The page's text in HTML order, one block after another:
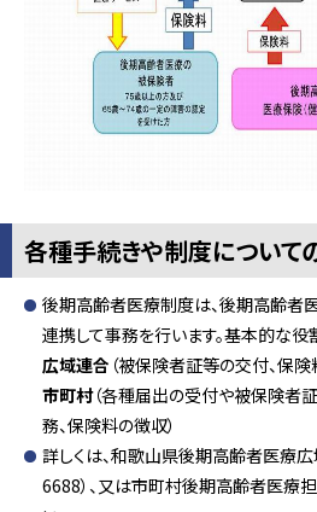
各種手続きや制度について
後期高齢者医療制度は、後期高齢者
連携して事務を行います。基本的な役
広域連合 （被保険者証等の交付、保
市町村（各種届出の受付や被保険者
務、保険料の徴収）
詳しくは、和歌山県後期高齢者医療
6688）、又は市町村後期高齢者医療